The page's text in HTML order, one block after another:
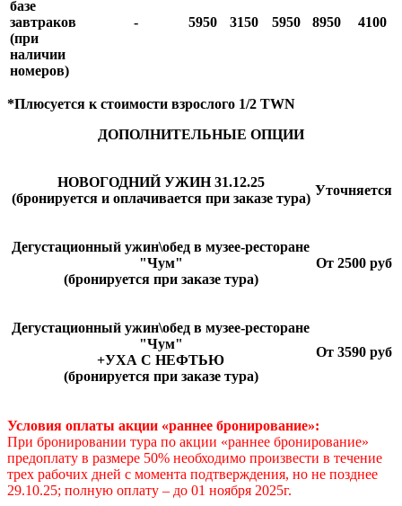
базе
завтраков
(при
наличии
номеров)
- 5950 3150 5950 8950 4100
*Плюсуется к стоимости взрослого 1/2 TWN
ДОПОЛНИТЕЛЬНЫЕ ОПЦИИ
НОВОГОДНИЙ УЖИН 31.12.25
(бронируется и оплачивается при заказе тура)
Уточняется
Дегустационный ужин\обед в музее-ресторане
"Чум"
(бронируется при заказе тура)
От 2500 руб
Дегустационный ужин\обед в музее-ресторане
"Чум"
+УХА С НЕФТЬЮ
(бронируется при заказе тура)
От 3590 руб
Условия оплаты акции «раннее бронирование»:
При бронировании тура по акции «раннее бронирование»
предоплату в размере 50% необходимо произвести в течение
трех рабочих дней с момента подтверждения, но не позднее
29.10.25; полную оплату – до 01 ноября 2025г.